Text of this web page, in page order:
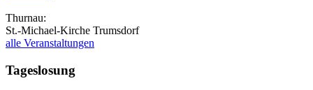
Thurnau:
St.-Michael-Kirche Trumsdorf
alle Veranstaltungen
Tageslosung